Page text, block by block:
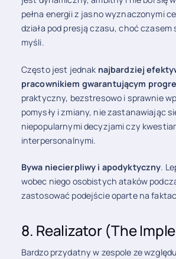
pełna energii z jasno wyznaczonymi
działa pod presją czasu, choć czasem
myśli.
Często jest jednak najbardziej
pracownikiem gwarantującym
praktyczny, bezstresowo i sprawnie
pomysły i zmiany, nie zastanawiając
niepopularnymi decyzjami czy
interpersonalnymi.
Bywa niecierpliwy i apodyktyczny.
wobec niego osobistych ataków
zastosować podejście oparte na
8. Realizator (The
Bardzo przydatny w zespole ze